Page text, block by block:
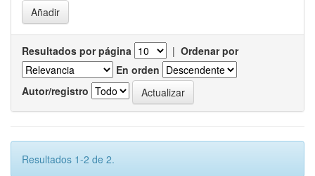
Resultados por página | Ordenar por
En orden
Autor/registro
Resultados 1-2 de 2.